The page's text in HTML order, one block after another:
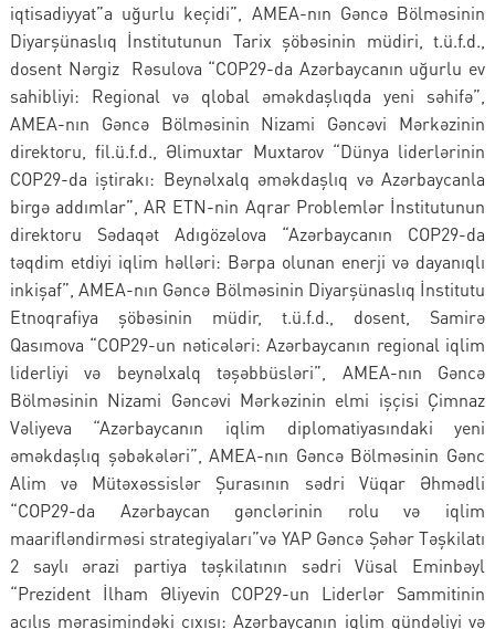
iqtisadiyyat”a uğurlu keçidi”, AMEA-nın Gəncə Bölməsinin
Diyarşünaslıq İnstitutunun Tarix şöbəsinin müdiri, t.ü.f.d.,
dosent Nərgiz Rəsulova “COP29-da Azərbaycanın uğurlu ev
sahibliyi: Regional və qlobal əməkdaşlıqda yeni səhifə”,
AMEA-nın Gəncə Bölməsinin Nizami Gəncəvi Mərkəzinin
direktoru, fil.ü.f.d., Əlimuxtar Muxtarov “Dünya liderlərinin
COP29-da iştirakı: Beynəlxalq əməkdaşlıq və Azərbaycanla
birgə addımlar”, AR ETN-nin Aqrar Problemlər İnstitutunun
direktoru Sədaqət Adıgözəlova “Azərbaycanın COP29-da
təqdim etdiyi iqlim həlləri: Bərpa olunan enerji və dayanıqlı
inkişaf”, AMEA-nın Gəncə Bölməsinin Diyarşünaslıq İnstitutu
Etnoqrafiya şöbəsinin müdir, t.ü.f.d., dosent, Samirə
Qasımova “COP29-un nəticələri: Azərbaycanın regional iqlim
liderliyi və beynəlxalq təşəbbüsləri”, AMEA-nın Gəncə
Bölməsinin Nizami Gəncəvi Mərkəzinin elmi işçisi Çimnaz
Vəliyeva “Azərbaycanın iqlim diplomatiyasındaki yeni
əməkdaşlıq şəbəkələri”, AMEA-nın Gəncə Bölməsinin Gənc
Alim və Mütəxəssislər Şurasının sədri Vüqar Əhmədli
“COP29-da Azərbaycan gənclərinin rolu və iqlim
maarifləndirməsi strategiyaları”və YAP Gəncə Şəhər Təşkilatı
2 saylı ərazi partiya təşkilatının sədri Vüsal Eminbəyl
“Prezident İlham Əliyevin COP29-un Liderlər Sammitinin
açılış mərasimindəki çıxışı: Azərbaycanın iqlim gündəliyi və